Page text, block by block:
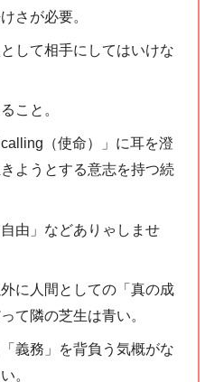
さが必要。
して相手にしてはいけな
こと。
（使命）」に耳を澄
ようとする意志を持つ続
由」などありゃしませ
に人間としての「真の成
て隣の芝生は青い。
義務」を背負う気概がな
。